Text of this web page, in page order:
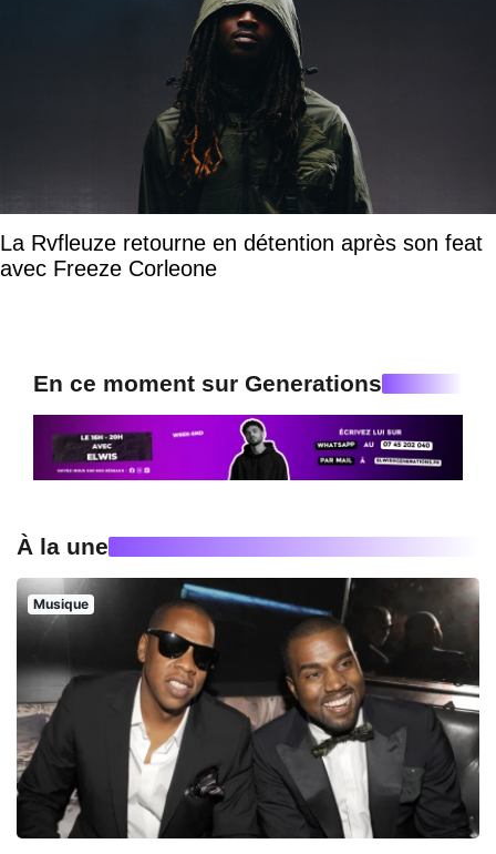
La Rvfleuze retourne en détention après son feat
avec Freeze Corleone
En ce moment sur Generations
À la une
Musique